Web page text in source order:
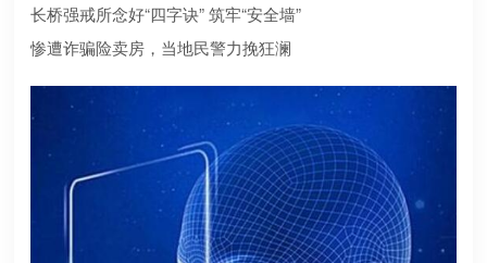
长桥强戒所念好“四字诀” 筑牢“安全墙”
惨遭诈骗险卖房，当地民警力挽狂澜